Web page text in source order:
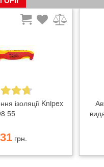
ізоляції Knipex
55
грн.